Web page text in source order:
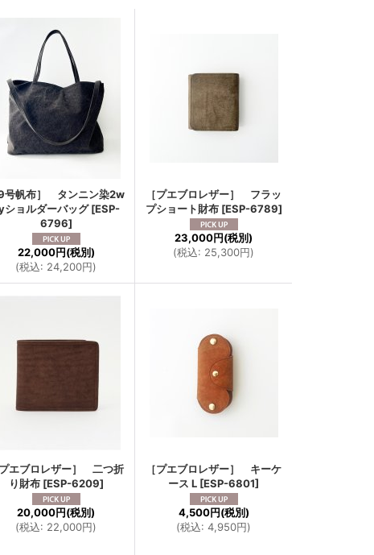
9号帆布］ タンニン染2w
ショルダーバッグ [ESP-
6796]
22,000円(税別)
(税込: 24,200円)
［プエブロレザー］ フラッ
プショート財布 [ESP-6789]
23,000円(税別)
(税込: 25,300円)
プエブロレザー］ 二つ折
り財布 [ESP-6209]
20,000円(税別)
(税込: 22,000円)
［プエブロレザー］ キーケ
ース L [ESP-6801]
4,500円(税別)
(税込: 4,950円)